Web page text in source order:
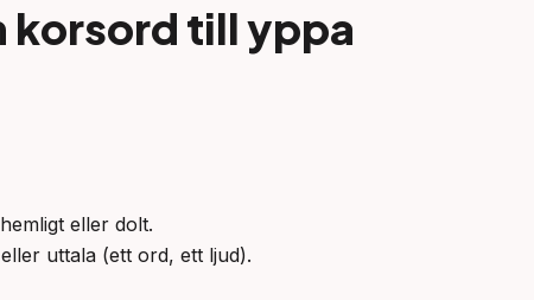
korsord tillyppa
eller dolt.
uttala (ett ord, ett ljud).